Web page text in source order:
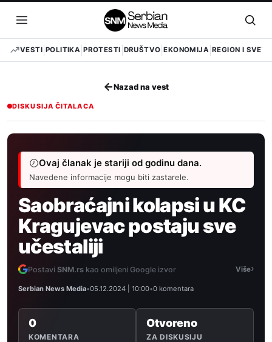
sadržaj
Otvori
meni
VESTI POLITIKA PROTESTI DRUŠTVO EKONOMIJA REGION I SVET
←Nazad na vest
DISKUSIJA ČITALACA
Ovaj članak je stariji od godinu dana.
Navedene informacije mogu biti zastarele.
Saobraćajni kolapsi u KC
Kragujevac postaju sve
učestaliji
Postavi SNM.rs kao omiljeni Google izvor Više›
Serbian News Media•05.12.2024 | 10:00•0 komentara
0
KOMENTARA
Otvoreno
ZA DISKUSIJU